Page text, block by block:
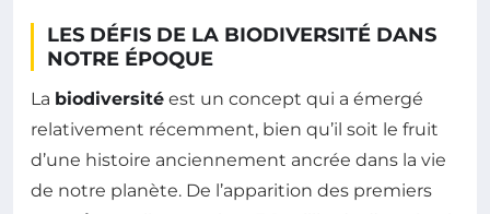
LES DÉFIS DE LA BIODIVERSITÉ DANS
NOTRE ÉPOQUE
La biodiversité est un concept qui a émergé
relativement récemment, bien qu’il soit le fruit
d’une histoire anciennement ancrée dans la vie
de notre planète. De l’apparition des premiers